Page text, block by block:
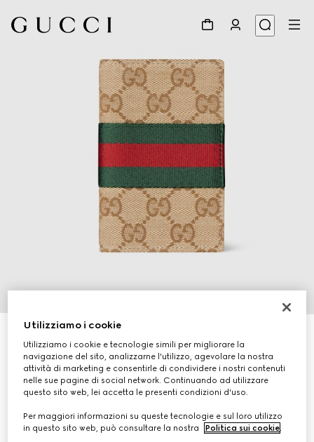
Personalizza con le iniziali
Portacarte GG con motivo Web
CHF 340
Utilizziamo i cookie
Utilizziamo i cookie e tecnologie simili per migliorare la
navigazione del sito, analizzarne l'utilizzo, agevolare la nostra
attività di marketing e consentirle di condividere i nostri contenuti
nelle sue pagine di social network. Continuando ad utilizzare
questo sito web, lei accetta le presenti condizioni d'uso.
Per maggiori informazioni su queste tecnologie e sul loro utilizzo
in questo sito web, può consultare la nostra
Politica sui cookie.